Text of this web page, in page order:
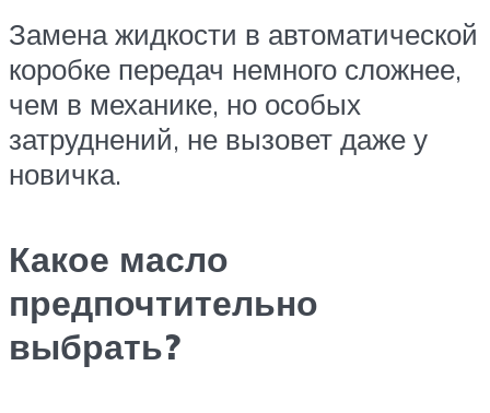
Замена жидкости в автоматической
коробке передач немного сложнее,
чем в механике, но особых
затруднений, не вызовет даже у
новичка.
Какое масло
предпочтительно
выбрать?